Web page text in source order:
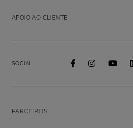
APOIO AO CLIENTE
SOCIAL
PARCEIROS